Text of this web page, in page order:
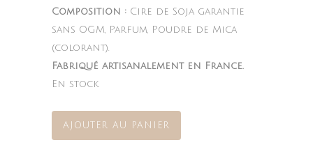
Composition : Cire de Soja garantie
sans OGM, Parfum, Poudre de Mica
(colorant).
Fabriqué artisanalement en France.
En stock
AJOUTER AU PANIER